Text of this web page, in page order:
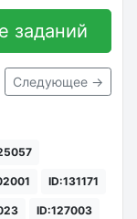
заданий
Следующее →
ID:131171
ID:127003